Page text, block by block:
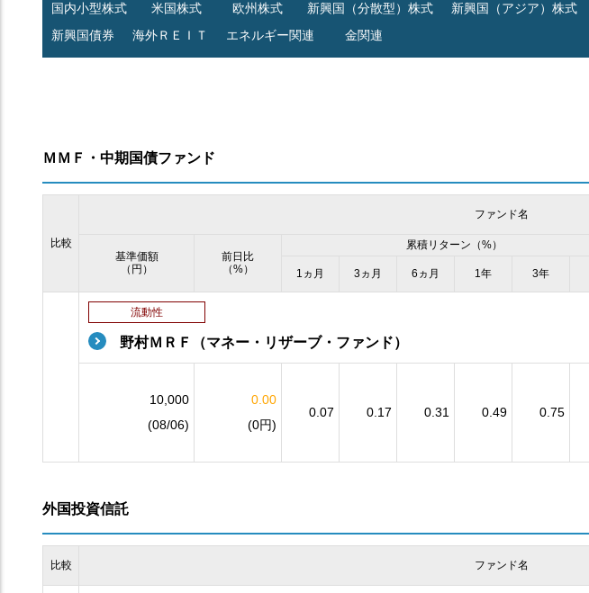
国内小型株式
米国株式 欧州株式 新興国（分散型）株式 新興国（アジア）株式
新興国債券
海外ＲＥＩＴ エネルギー関連 金関連
ＭＭＦ・中期国債ファンド
比較
ファンド名
基準価額
（円）
前日比
（%）
累積リターン（%）
1ヵ月
3ヵ月 6ヵ月 1年 3年
流動性
野村ＭＲＦ（マネー・リザーブ・ファンド）
10,000
(08/06)
0.00
(0円)
0.07 0.17 0.31 0.49 0.75
外国投資信託
比較 ファンド名